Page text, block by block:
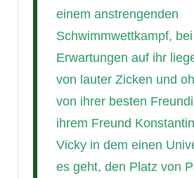
einem anstrengenden
Schwimmwettkampf,
Erwartungen auf ihr
von lauter Zicken und
von ihrer besten
ihrem Freund
Vicky in dem einen
es geht, den Platz von